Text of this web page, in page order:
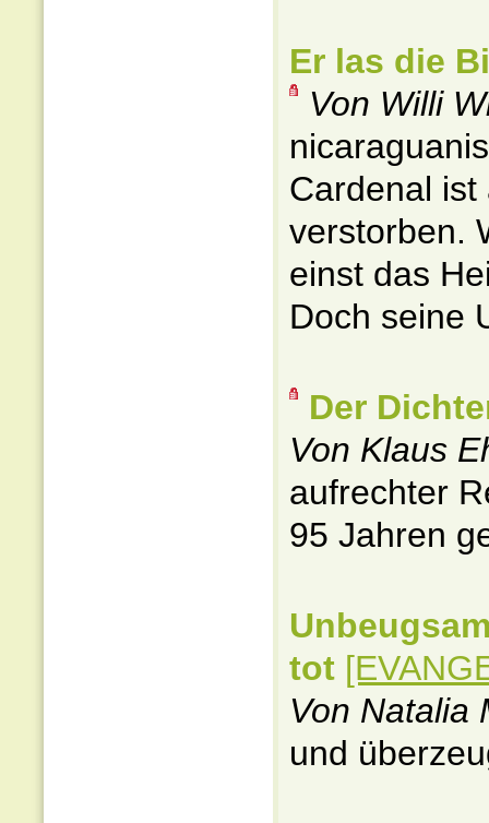
Er las die
Von Willi
Cardenal ist
verstorben.
einst das
Doch seine
Der
Von Klaus
aufrechter
95 Jahren
tot
Von Natalia
und